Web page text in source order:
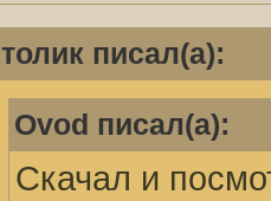
толик писал(а):
Ovod писал(а):
Скачал и